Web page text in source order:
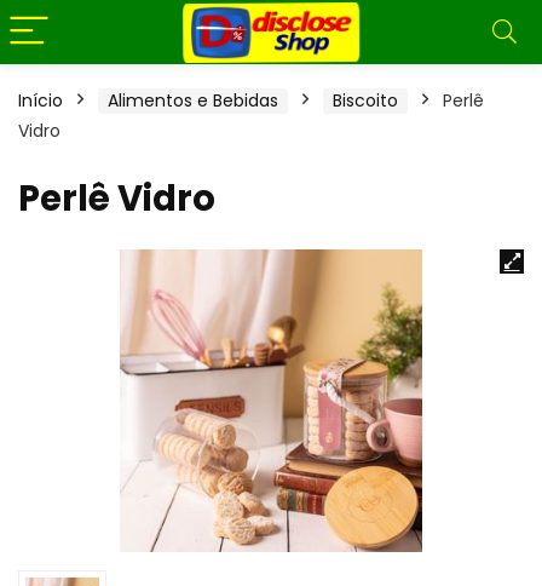
Início Alimentos e Bebidas Biscoito
Perlê
Vidro
Perlê Vidro